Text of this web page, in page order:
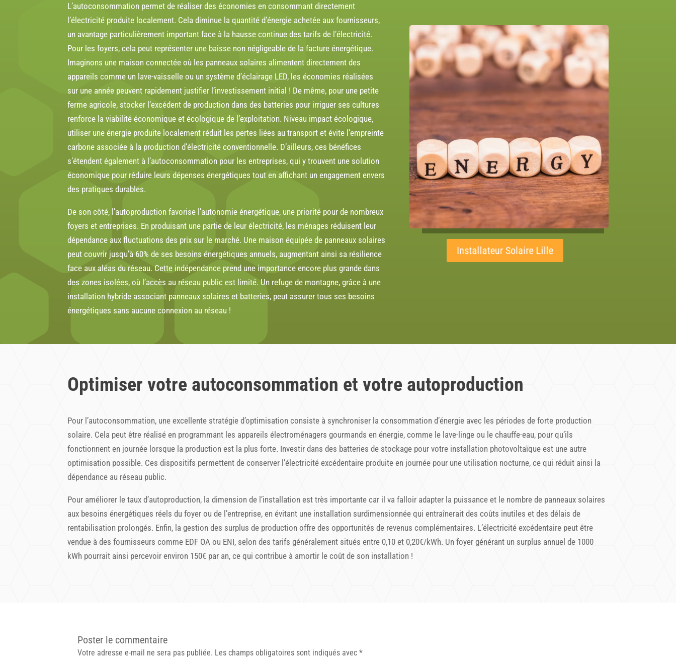
L’autoconsommation permet de réaliser des économies en consommant directement
l’électricité produite localement. Cela diminue la quantité d’énergie achetée aux fournisseurs,
un avantage particulièrement important face à la hausse continue des tarifs de l’électricité.
Pour les foyers, cela peut représenter une baisse non négligeable de la facture énergétique.
Imaginons une maison connectée où les panneaux solaires alimentent directement des
appareils comme un lave-vaisselle ou un système d’éclairage LED, les économies réalisées
sur une année peuvent rapidement justifier l’investissement initial ! De même, pour une petite
ferme agricole, stocker l’excédent de production dans des batteries pour irriguer ses cultures
renforce la viabilité économique et écologique de l’exploitation. Niveau impact écologique,
utiliser une énergie produite localement réduit les pertes liées au transport et évite l’empreinte
carbone associée à la production d’électricité conventionnelle. D’ailleurs, ces bénéfices
s’étendent également à l’autoconsommation pour les entreprises, qui y trouvent une solution
économique pour réduire leurs dépenses énergétiques tout en affichant un engagement envers
des pratiques durables.
De son côté, l’autoproduction favorise l’autonomie énergétique, une priorité pour de nombreux
foyers et entreprises. En produisant une partie de leur électricité, les ménages réduisent leur
dépendance aux fluctuations des prix sur le marché. Une maison équipée de panneaux solaires
peut couvrir jusqu’à 60% de ses besoins énergétiques annuels, augmentant ainsi sa résilience
face aux aléas du réseau. Cette indépendance prend une importance encore plus grande dans
des zones isolées, où l’accès au réseau public est limité. Un refuge de montagne, grâce à une
installation hybride associant panneaux solaires et batteries, peut assurer tous ses besoins
énergétiques sans aucune connexion au réseau !
Installateur Solaire Lille
Optimiser votre autoconsommation et votre autoproduction
Pour l’autoconsommation, une excellente stratégie d’optimisation consiste à synchroniser la consommation d’énergie avec les périodes de forte production
solaire. Cela peut être réalisé en programmant les appareils électroménagers gourmands en énergie, comme le lave-linge ou le chauffe-eau, pour qu’ils
fonctionnent en journée lorsque la production est la plus forte. Investir dans des batteries de stockage pour votre installation photovoltaïque est une autre
optimisation possible. Ces dispositifs permettent de conserver l’électricité excédentaire produite en journée pour une utilisation nocturne, ce qui réduit ainsi la
dépendance au réseau public.
Pour améliorer le taux d’autoproduction, la dimension de l’installation est très importante car il va falloir adapter la puissance et le nombre de panneaux solaires
aux besoins énergétiques réels du foyer ou de l’entreprise, en évitant une installation surdimensionnée qui entraînerait des coûts inutiles et des délais de
rentabilisation prolongés. Enfin, la gestion des surplus de production offre des opportunités de revenus complémentaires. L’électricité excédentaire peut être
vendue à des fournisseurs comme EDF OA ou ENI, selon des tarifs généralement situés entre 0,10 et 0,20€/kWh. Un foyer générant un surplus annuel de 1000
kWh pourrait ainsi percevoir environ 150€ par an, ce qui contribue à amortir le coût de son installation !
Poster le commentaire
Votre adresse e-mail ne sera pas publiée. Les champs obligatoires sont indiqués avec*